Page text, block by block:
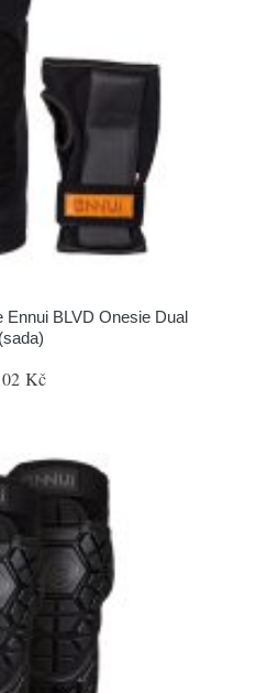
Ennui BLVD Onesie Dual
(sada)
Kč